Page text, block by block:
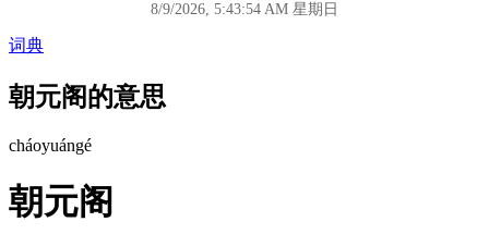
8/9/2026, 5:43:54 AM 星期日
词典
朝元阁的意思
cháoyuángé
朝元阁